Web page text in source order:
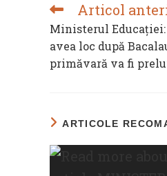
READ
MORE
ARTICLES
Articol
Ministerul
avea loc după
primăvară va fi
ARTICOLE